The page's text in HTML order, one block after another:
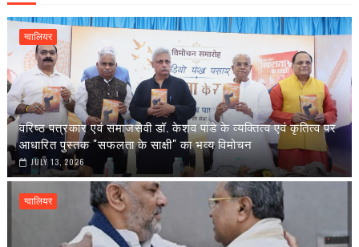
ग्वालियर
वरिष्ठ पत्रकार एवं समाजसेवी डॉ. केशव पांडे के व्यक्तित्व एवं कृतित्व पर
आधारित पुस्तक "सफलता के साक्षी" का भव्य विमोचन
JULY 13, 2026
ग्वालियर